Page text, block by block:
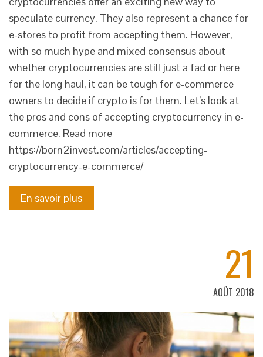
speculate currency. They also represent a chance for
e-stores to profit from accepting them. However,
with so much hype and mixed consensus about
whether cryptocurrencies are still just a fad or here
for the long haul, it can be tough for e-commerce
owners to decide if crypto is for them. Let’s look at
the pros and cons of accepting cryptocurrency in e-
commerce. Read more
https://born2invest.com/articles/accepting-
cryptocurrency-e-commerce/
En savoir plus
21
AOÛT 2018